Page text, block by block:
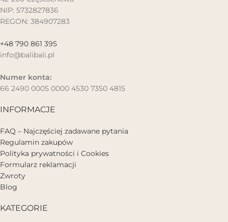
NIP: 5732827836
REGON: 384907283
+48 790 861 395
info@balibali.pl
Numer konta:
66 2490 0005 0000 4530 7350 4815
INFORMACJE
FAQ – Najczęściej zadawane pytania
Regulamin zakupów
Polityka prywatności i Cookies
Formularz reklamacji
Zwroty
Blog
KATEGORIE